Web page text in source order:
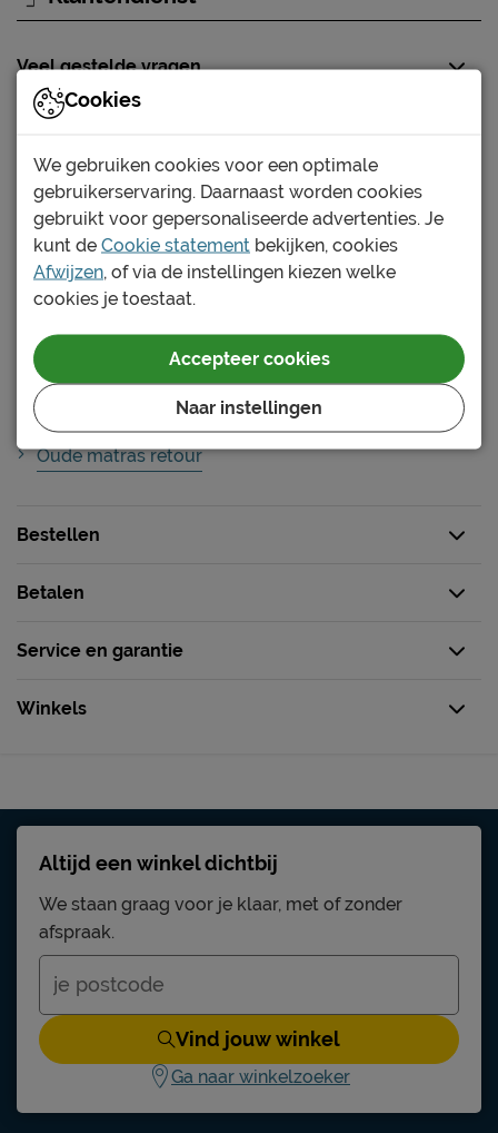
Veel gestelde vragen
Alles over je bestelling
De bezorging
Dag van bezorging
Jouw order in ontvangst nemen
Leveringsinformatie
Bezorgkosten
Montage of zelf doen
Verpakkingsmateriaal
Oude matras retour
Bestellen
Betalen
Service en garantie
Winkels
Altijd een winkel dichtbij
We staan graag voor je klaar, met of zonder
afspraak.
Vind jouw winkel
Ga naar winkelzoeker
Cookies
We gebruiken cookies voor een optimale
gebruikerservaring. Daarnaast worden cookies
gebruikt voor gepersonaliseerde advertenties. Je
kunt de Cookie statement bekijken, cookies
Afwijzen, of via de instellingen kiezen welke
cookies je toestaat.
Naar instellingen
Accepteer cookies